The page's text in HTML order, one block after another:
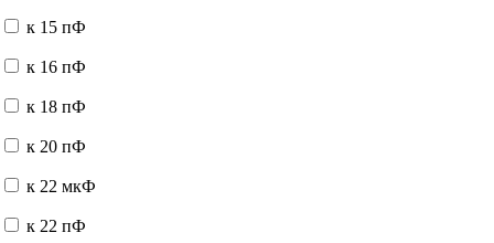
к 15 пФ
к 16 пФ
к 18 пФ
к 20 пФ
к 22 мкФ
к 22 пФ